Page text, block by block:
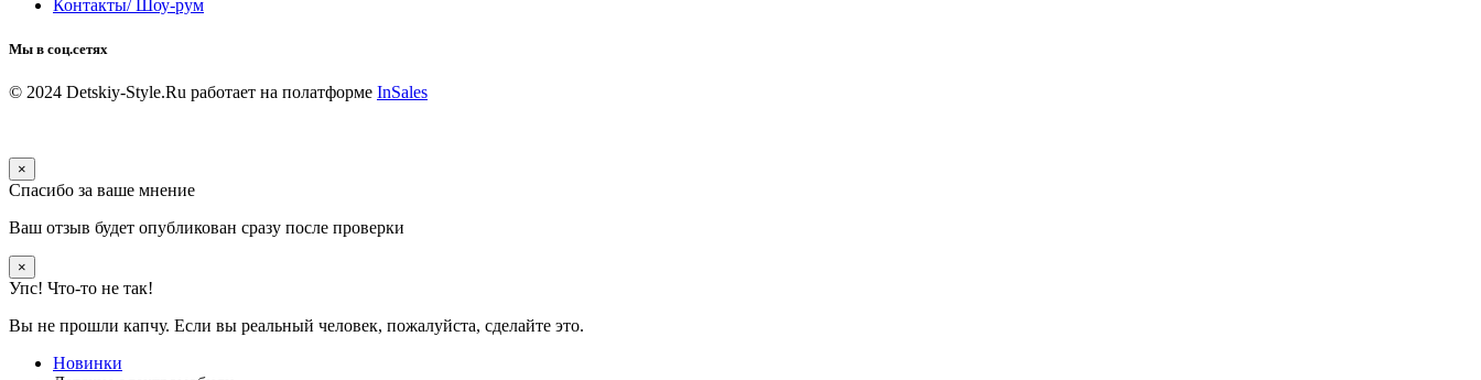
Контакты/ Шоу-рум
Мы в соц.сетях
© 2024 Detskiy-Style.Ru работает на полатформе InSales
×
Спасибо за ваше мнение
Ваш отзыв будет опубликован сразу после проверки
×
Упс! Что-то не так!
Вы не прошли капчу. Если вы реальный человек, пожалуйста, сделайте это.
Новинки